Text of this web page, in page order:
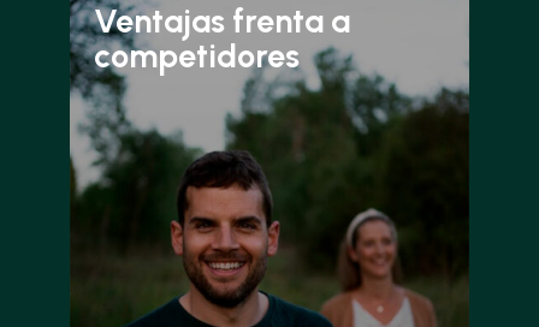
Ventajas frenta a
competidores